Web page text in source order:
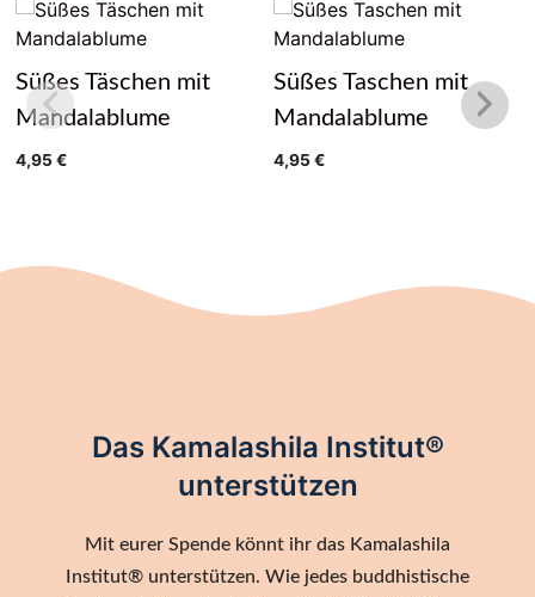
Süßes Täschen mit
Mandalablume
4,95€
Süßes Taschen mit
Mandalablume
4,95€
Das Kamalashila Institut®
unterstützen
Mit eurer Spende könnt ihr das Kamalashila
Institut® unterstützen. Wie jedes buddhistische